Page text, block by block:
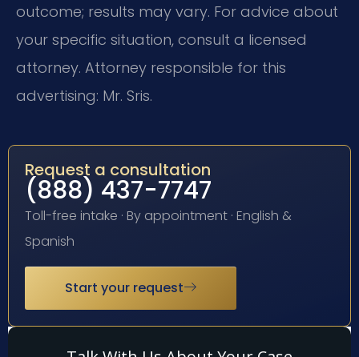
outcome; results may vary. For advice about
your specific situation, consult a licensed
attorney. Attorney responsible for this
advertising: Mr. Sris.
Request a consultation
(888) 437-7747
Toll-free intake · By appointment · English &
Spanish
Start your request